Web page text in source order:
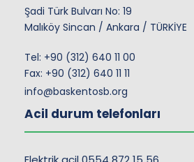
Şadi Türk Bulvarı No: 19
Malıköy Sincan / Ankara / TÜRKİYE
Tel: +90 (312) 640 11 00
Fax: +90 (312) 640 11 11
info@baskentosb.org
Acil durum telefonları